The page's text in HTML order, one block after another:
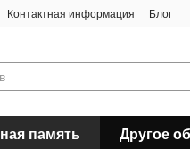
Контактная информация Блог
память Другое